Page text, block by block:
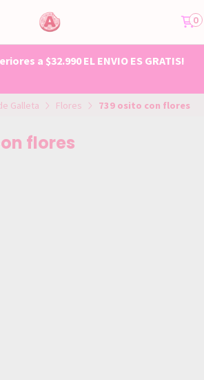
0
a $32.990 EL ENVIO ES GRATIS!
Galleta Flores 739 osito con flores
flores